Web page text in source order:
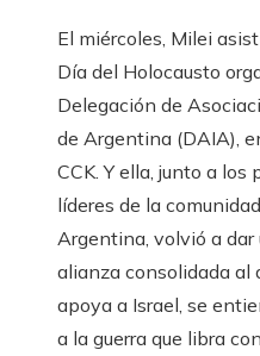
El miércoles, Milei
Día del Holocausto
Delegación de
de Argentina (DAIA),
CCK. Y ella, junto a los
líderes de la
Argentina, volvió a dar
alianza consolidada al
apoya a Israel, se
a la guerra que libra